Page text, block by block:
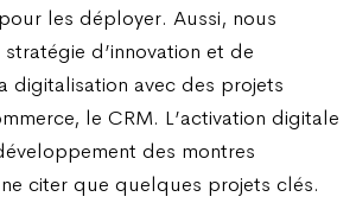
les déployer. Aussi, nous
d’innovation et de
digitalisation avec des projets
le CRM. L’activation digitale
des montres
citer que quelques projets clés.